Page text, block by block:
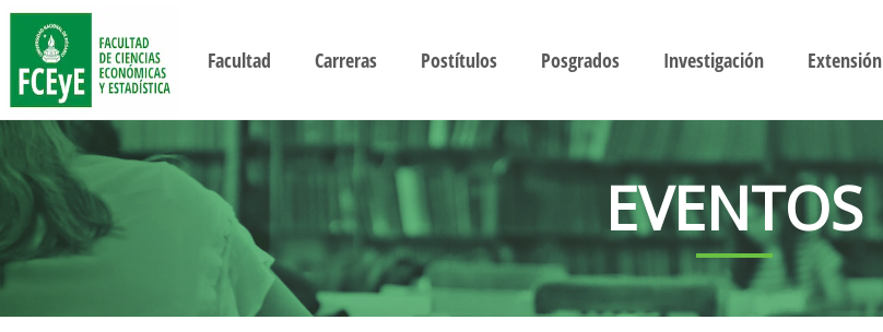
Facultad Carreras Postítulos Posgrados Investigación Extensión
EVENTOS